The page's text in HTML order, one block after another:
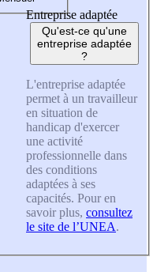
Entreprise adaptée
Qu'est-ce qu'une
entreprise adaptée
?
L'entreprise adaptée
permet à un travailleur
en situation de
handicap d'exercer
une activité
professionnelle dans
des conditions
adaptées à ses
capacités. Pour en
savoir plus, consultez
le site de l’UNEA.